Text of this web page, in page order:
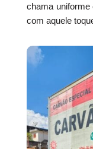
chama uniforme
com aquele